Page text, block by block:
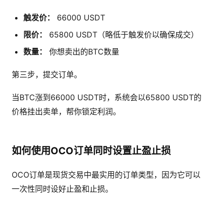
触发价：
66000 USDT
限价：
65800 USDT（略低于触发价以确保成交）
数量：
你想卖出的BTC数量
第三步，提交订单。
当BTC涨到66000 USDT时，系统会以65800 USDT的
价格挂出卖单，帮你锁定利润。
如何使用OCO订单同时设置止盈止损
OCO订单是现货交易中最实用的订单类型，因为它可以
一次性同时设好止盈和止损。